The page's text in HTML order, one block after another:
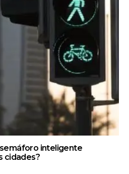
inteligente
cidades?